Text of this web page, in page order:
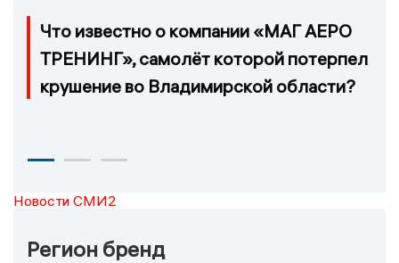
Что известно о компании «МАГ АЕРО
ТРЕНИНГ», самолёт которой потерпел
крушение во Владимирской области?
Новости СМИ2
Регион бренд